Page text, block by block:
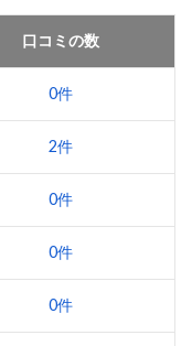
口コミの数
0件
2件
0件
0件
0件